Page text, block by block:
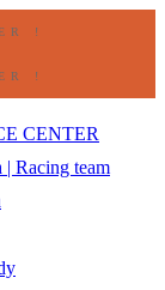
!
!
CENTER
Racing team